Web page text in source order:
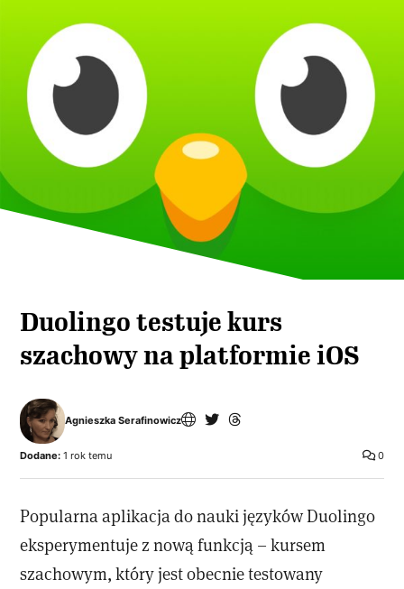
Duolingo testuje kurs
szachowy na platformie iOS
Agnieszka Serafinowicz
0
Dodane: 1 rok temu
Popularna aplikacja do nauki języków Duolingo
eksperymentuje z nową funkcją – kursem
szachowym, który jest obecnie testowany